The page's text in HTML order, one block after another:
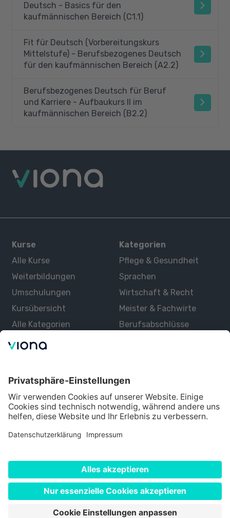
Deutsch - Basics für den
kaufmännischen Bereich (C1.1)
Fit für Deutsch (Vorbereitungskurs
Mittelstufe) - Berufsbezogenes Deutsch
für den kaufmännischen Bereich (A2.2)
Berufsbezogenes Deutsch für Beruf
und Karriere - Aufbaukurs II im
kaufmännischen Bereich (B2.2)
Kurse
Alle Kurse
Weiterbildungen
Umschulungen
Kursübersicht
Alle Kategorien
Kategorien
Pflege & Gesundheit
Sprachen
Wirtschaft & Recht
Meister & Fachwirte
Berufsabschlüsse
Über uns
Lernen mit Viona
Alle Partner
Partner werden
Impressum
Nutzungsbedingungen
Cookie Einstellungen
Viona. Alle Rechte vorbehalten